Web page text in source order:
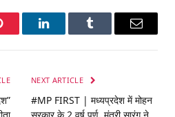
LinkedInTumblr Email
NEXT ARTICLE
#MP FIRST | मध्यप्रदेश में मोहन